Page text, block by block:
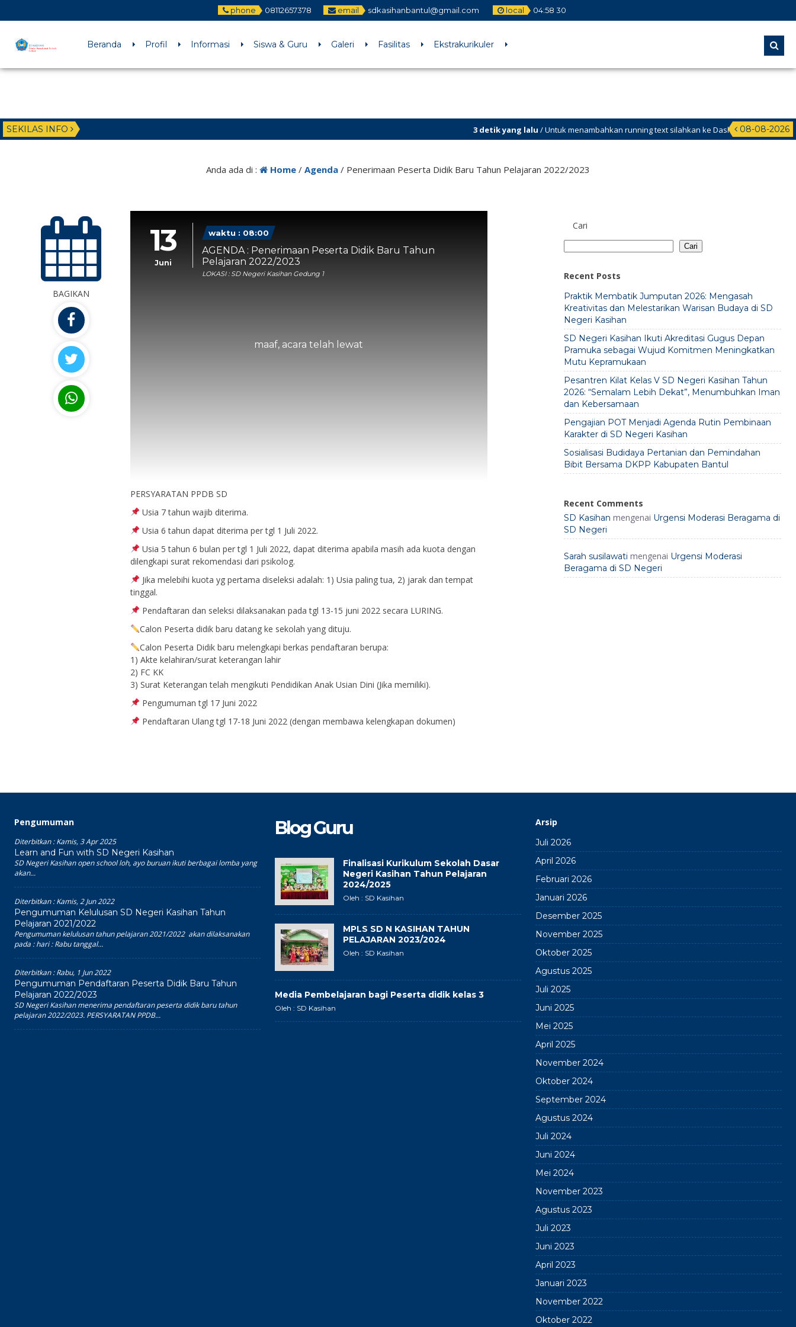
phone 08112657378 email sdkasihanbantul@gmail.com local 04:58 31
Beranda Profil Informasi Siswa & Guru Galeri Fasilitas Ekstrakurikuler
SEKILAS INFO 08-08-2026
3 detik yang lalu/ Untuk menambahkan running text silahkan ke Dashboard >
Sekilas Info
Anda ada di : Home / Agenda / Penerimaan Peserta Didik Baru Tahun Pelajaran 2022/2023
BAGIKAN
13
Juni
waktu : 08:00
AGENDA : Penerimaan Peserta Didik Baru Tahun
Pelajaran 2022/2023
LOKASI : SD Negeri Kasihan Gedung 1
maaf, acara telah lewat
PERSYARATAN PPDB SD
Usia 7 tahun wajib diterima.
Usia 6 tahun dapat diterima per tgl 1 Juli 2022.
Usia 5 tahun 6 bulan per tgl 1 Juli 2022, dapat diterima apabila masih ada kuota dengan
dilengkapi surat rekomendasi dari psikolog.
Jika melebihi kuota yg pertama diseleksi adalah: 1) Usia paling tua, 2) jarak dan tempat
tinggal.
Pendaftaran dan seleksi dilaksanakan pada tgl 13-15 juni 2022 secara LURING.
Calon Peserta didik baru datang ke sekolah yang dituju.
Calon Peserta Didik baru melengkapi berkas pendaftaran berupa:
1) Akte kelahiran/surat keterangan lahir
2) FC KK
3) Surat Keterangan telah mengikuti Pendidikan Anak Usian Dini (Jika memiliki).
Pengumuman tgl 17 Juni 2022
Pendaftaran Ulang tgl 17-18 Juni 2022 (dengan membawa kelengkapan dokumen)
Cari
Cari
Recent Posts
Praktik Membatik Jumputan 2026: Mengasah
Kreativitas dan Melestarikan Warisan Budaya di SD
Negeri Kasihan
SD Negeri Kasihan Ikuti Akreditasi Gugus Depan
Pramuka sebagai Wujud Komitmen Meningkatkan
Mutu Kepramukaan
Pesantren Kilat Kelas V SD Negeri Kasihan Tahun
2026: “Semalam Lebih Dekat”, Menumbuhkan Iman
dan Kebersamaan
Pengajian POT Menjadi Agenda Rutin Pembinaan
Karakter di SD Negeri Kasihan
Sosialisasi Budidaya Pertanian dan Pemindahan
Bibit Bersama DKPP Kabupaten Bantul
Recent Comments
SD Kasihan mengenai Urgensi Moderasi Beragama di
SD Negeri
Sarah susilawati mengenai Urgensi Moderasi
Beragama di SD Negeri
Pengumuman
Diterbitkan :Kamis, 3 Apr 2025
Learn and Fun with SD Negeri Kasihan
SD Negeri Kasihan open school loh, ayo buruan ikuti berbagai lomba yang
akan...
Diterbitkan :Kamis, 2 Jun 2022
Pengumuman Kelulusan SD Negeri Kasihan Tahun
Pelajaran 2021/2022
Pengumuman kelulusan tahun pelajaran 2021/2022 akan dilaksanakan
pada : hari : Rabu tanggal...
Diterbitkan :Rabu, 1 Jun 2022
Pengumuman Pendaftaran Peserta Didik Baru Tahun
Pelajaran 2022/2023
SD Negeri Kasihan menerima pendaftaran peserta didik baru tahun
pelajaran 2022/2023. PERSYARATAN PPDB...
Blog Guru
Finalisasi Kurikulum Sekolah Dasar
Negeri Kasihan Tahun Pelajaran
2024/2025
Oleh : SD Kasihan
MPLS SD N KASIHAN TAHUN
PELAJARAN 2023/2024
Oleh : SD Kasihan
Media Pembelajaran bagi Peserta didik kelas 3
Oleh : SD Kasihan
Arsip
Juli 2026
April 2026
Februari 2026
Januari 2026
Desember 2025
November 2025
Oktober 2025
Agustus 2025
Juli 2025
Juni 2025
Mei 2025
April 2025
November 2024
Oktober 2024
September 2024
Agustus 2024
Juli 2024
Juni 2024
Mei 2024
November 2023
Agustus 2023
Juli 2023
Juni 2023
April 2023
Januari 2023
November 2022
Oktober 2022